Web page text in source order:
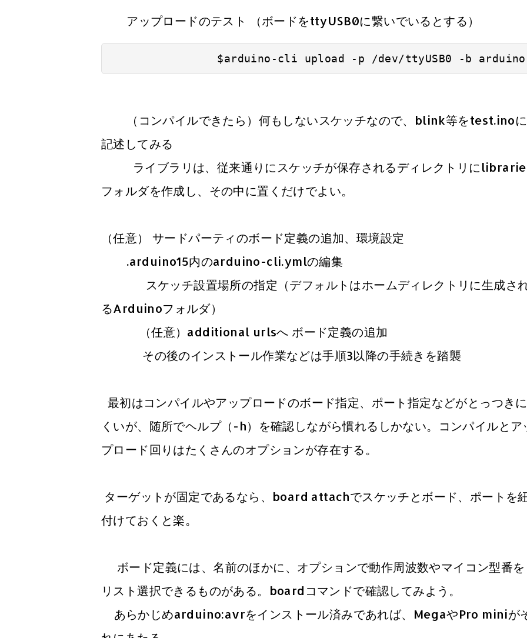
アップロードのテスト （ボードをttyUSB0に繋いでいるとする）
$arduino-cli upload -p /dev/ttyUSB0 -b
（コンパイルできたら）何もしないスケッチなので、blink等をtest.inoに
記述してみる
ライブラリは、従来通りにスケッチが保存されるディレクトリに
フォルダを作成し、その中に置くだけでよい。
（任意） サードパーティのボード定義の追加、環境設定
.arduino15内のarduino-cli.ymlの編集
スケッチ設置場所の指定（デフォルトはホームディレクトリに生成さ
るArduinoフォルダ）
（任意）additional urlsへ ボード定義の追加
その後のインストール作業などは手順3以降の手続きを踏襲
最初はコンパイルやアップロードのボード指定、ポート指定などがとっつきに
くいが、随所でヘルプ（-h）を確認しながら慣れるしかない。コンパイルとア
プロード回りはたくさんのオプションが存在する。
ターゲットが固定であるなら、board attachでスケッチとボード、ポートを
付けておくと楽。
ボード定義には、名前のほかに、オプションで動作周波数やマイコン型番を
リスト選択できるものがある。boardコマンドで確認してみよう。
あらかじめarduino:avrをインストール済みであれば、MegaやPro miniが